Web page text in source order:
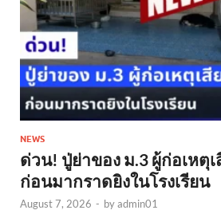
NEWS
ด่วน! ปู่ย่าของ ม.3 ผู้ก่อเหตุ
ก่อนมากราดยิงในโรงเรียน
August 7, 2026 - byadmin01